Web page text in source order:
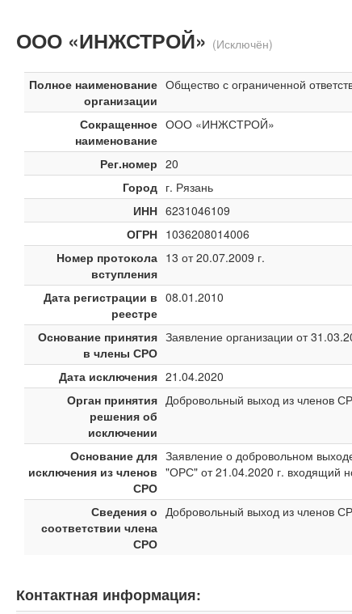
ООО «ИНЖСТРОЙ» (Исключён)
Полное наименование
организации
Общество с ограниченной
Сокращенное
наименование
ООО «ИНЖСТРОЙ»
Рег.номер 20
Город г. Рязань
ИНН 6231046109
ОГРН 1036208014006
Номер протокола
вступления
13 от 20.07.2009 г.
Дата регистрации в
реестре
08.01.2010
Основание принятия
в члены СРО
Заявление организации от
Дата исключения 21.04.2020
Орган принятия
решения об
исключении
Добровольный выход из членов
Основание для
исключения из членов
СРО
Заявление о добровольном
"ОРС" от 21.04.2020 г. входящий
Сведения о
соответствии члена
СРО
Добровольный выход из членов
Контактная информация: